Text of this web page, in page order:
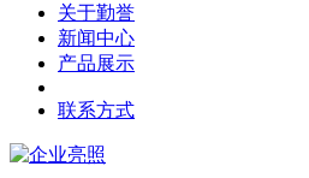
关于勤誉
新闻中心
产品展示
联系方式